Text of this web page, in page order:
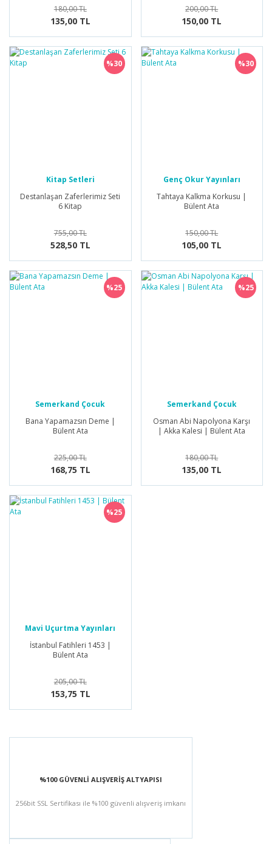
180,00 TL
135,00 TL
200,00 TL
150,00 TL
%30
Kitap Setleri
Destanlaşan Zaferlerimiz Seti
6 Kitap
755,00 TL
528,50 TL
%30
Genç Okur Yayınları
Tahtaya Kalkma Korkusu |
Bülent Ata
150,00 TL
105,00 TL
%25
Semerkand Çocuk
Bana Yapamazsın Deme |
Bülent Ata
225,00 TL
168,75 TL
%25
Semerkand Çocuk
Yayınları
Osman Abi Napolyona Karşı
| Akka Kalesi | Bülent Ata
180,00 TL
135,00 TL
%25
Mavi Uçurtma Yayınları
İstanbul Fatihleri 1453 |
Bülent Ata
205,00 TL
153,75 TL
%100 GÜVENLİ ALIŞVERİŞ ALTYAPISI
256bit SSL Sertifikası ile %100 güvenli alışveriş imkanı